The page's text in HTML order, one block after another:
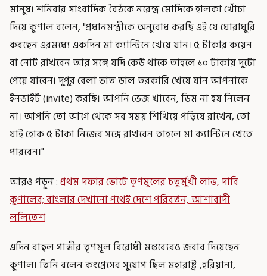
মানুষ। শনিবার সাংবাদিক বৈঠকে নরেন্দ্র মোদিকে হালকা খোঁচা
দিয়ে কুণাল বলেন, "প্রধানমন্ত্রীকে অনুরোধ করছি এই যে ঘোরাঘুরি
করছেন এরমধ্যে একদিন মা ক্যান্টিনে খেয়ে যান। ৫ টাকার কয়েন
বা নোট রাখবেন আর সঙ্গে যদি কেউ থাকে তাহলে ১০ টাকায় দুটো
পেয়ে যাবেন। দুপুর বেলা ভাত ডাল তরকারি খেয়ে যান আপনাকে
ইনভাইট (invite) করছি। আপনি ভেজ খাবেন, ডিম না হয় নিলেন
না। আপনি তো আগে থেকে সব সময় শিখিয়ে পড়িয়ে রাখেন, তো
যাই হোক ৫ টাকা নিজের সঙ্গে রাখবেন তাহলে মা ক্যান্টিনে খেতে
পারবেন।"
আরও পড়ুন :প্রথম দফার ভোটে তৃণমূলের চতুর্মুখী লাভ, দাবি
কুণালের; বাংলার দেখানো পথেই দেশে পরিবর্তন, আশাবাদী
ললিতেশ
এদিন রাহুল গান্ধীর তৃণমূল বিরোধী মন্তব্যেরও জবাব দিয়েছেন
কুণাল। তিনি বলেন কংগ্রেসের সুযোগ ছিল মহারাষ্ট্র ,হরিয়ানা,